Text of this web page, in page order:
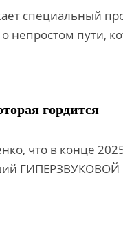
специальный
непростом пути,
гордится
что в конце
ГИПЕРЗВУКОВОЙ